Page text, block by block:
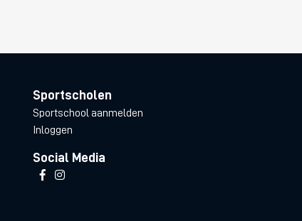
Sportscholen
Sportschool aanmelden
Inloggen
Social Media